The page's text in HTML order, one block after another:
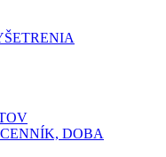
DOBA